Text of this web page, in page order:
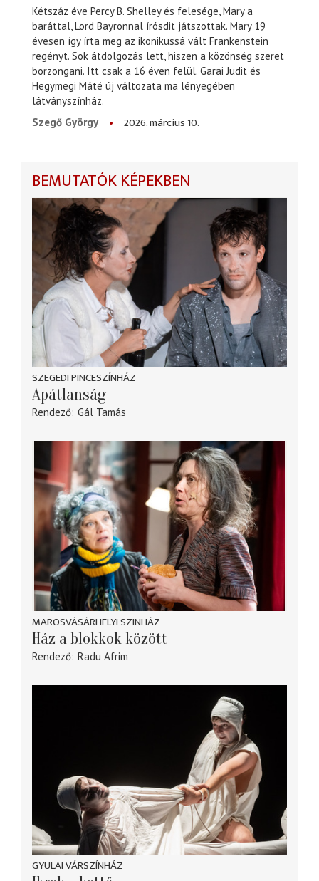
Kétszáz éve Percy B. Shelley és felesége, Mary a
baráttal, Lord Bayronnal írósdit játszottak. Mary 19
évesen így írta meg az ikonikussá vált Frankenstein
regényt. Sok átdolgozás lett, hiszen a közönség szeret
borzongani. Itt csak a 16 éven felül. Garai Judit és
Hegymegi Máté új változata ma lényegében
látványszínház.
Szegő György
2026. március 10.
BEMUTATÓK KÉPEKBEN
SZEGEDI PINCESZÍNHÁZ
Apátlanság
Rendező Gál Tamás
MAROSVÁSÁRHELYI SZINHÁZ
Ház a blokkok között
Rendező Radu Afrim
GYULAI VÁRSZÍNHÁZ